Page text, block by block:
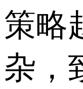
策略
杂，